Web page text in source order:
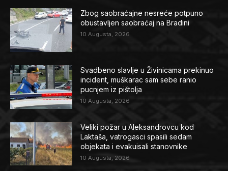
Zbog saobraćajne nesreće potpuno
obustavljen saobraćaj na Bradini
10 Augusta, 2026
Svadbeno slavlje u Živinicama prekinuo
incident, muškarac sam sebe ranio
pucnjem iz pištolja
10 Augusta, 2026
Veliki požar u Aleksandrovcu kod
Laktaša, vatrogasci spasili sedam
objekata i evakuisali stanovnike
10 Augusta, 2026